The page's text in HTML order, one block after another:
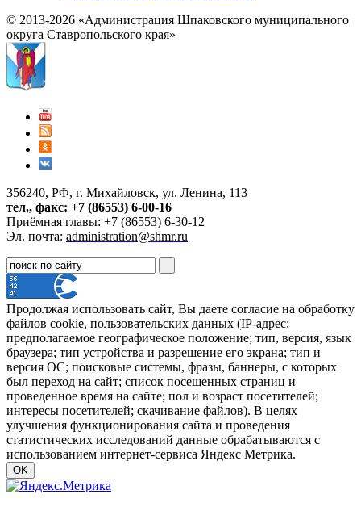
© 2013-2026 «Администрация Шпаковского муниципального
округа Ставропольского края»
356240, РФ, г. Михайловск, ул. Ленина, 113
тел., факс: +7 (86553) 6-00-16
Приёмная главы: +7 (86553) 6-30-12
Эл. почта: administration@shmr.ru
Продолжая использовать сайт, Вы даете согласие на обработку
файлов cookie, пользовательских данных (IP-адрес;
предполагаемое географическое положение; тип, версия, язык
браузера; тип устройства и разрешение его экрана; тип и
версия ОС; поисковые системы, фразы, баннеры, с которых
был переход на сайт; список посещенных страниц и
проведенное время на сайте; пол и возраст посетителей;
интересы посетителей; скачивание файлов). В целях
улучшения функционирования сайта и проведения
статистических исследований данные обрабатываются с
использованием интернет-сервиса Яндекс Метрика.
OK